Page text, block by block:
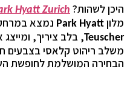
היכן לשהות? Hyatt Zurich
מלון Park Hyatt נמצא
Teuscher, בלב ציריך, ומייצג
משלב ריהוט קלאסי בצבעים
הבחירה המושלמת לחופשת